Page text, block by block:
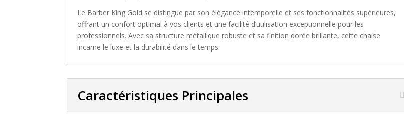
Le Barber King Gold se distingue par son élégance intemporelle et ses fonctionnalités supérieures,
offrant un confort optimal à vos clients et une facilité d’utilisation exceptionnelle pour les
professionnels. Avec sa structure métallique robuste et sa finition dorée brillante, cette chaise
incarne le luxe et la durabilité dans le temps.
Caractéristiques Principales